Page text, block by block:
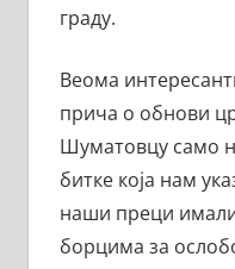
граду.
Веома
прича о обнови
Шуматовцу само
битке која нам
наши преци
борцима за